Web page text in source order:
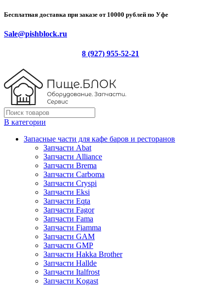
Бесплатная доставка при заказе от 10000 рублей по Уфе
Sale@pishblock.ru
8 (927) 955-52-21
В категории
Запасные части для кафе баров и ресторанов
Запчасти Abat
Запчасти Alliance
Запчасти Brema
Запчасти Carboma
Запчасти Cryspi
Запчасти Eksi
Запчасти Eqta
Запчасти Fagor
Запчасти Fama
Запчасти Fiamma
Запчасти GAM
Запчасти GMP
Запчасти Hakka Brother
Запчасти Hallde
Запчасти Italfrost
Запчасти Kogast